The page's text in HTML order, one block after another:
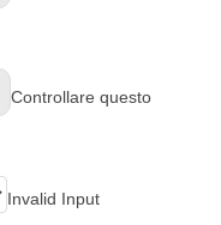
Controllare questo
Invalid Input